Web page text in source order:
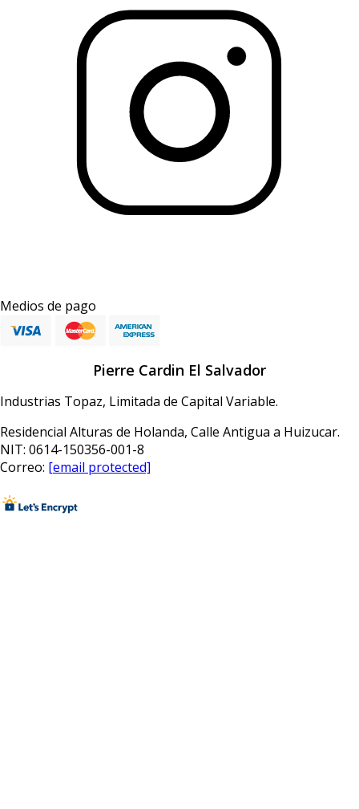
Medios de pago
Pierre Cardin El Salvador
Industrias Topaz, Limitada de Capital Variable.
Residencial Alturas de Holanda, Calle Antigua a Huizucar.
NIT: 0614-150356-001-8
Correo: [email protected]